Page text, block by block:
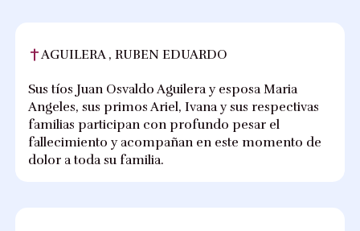
AGUILERA , RUBEN EDUARDO
Sus tíos Juan Osvaldo Aguilera y esposa Maria
Angeles, sus primos Ariel, Ivana y sus respectivas
familias participan con profundo pesar el
fallecimiento y acompañan en este momento de
dolor a toda su familia.